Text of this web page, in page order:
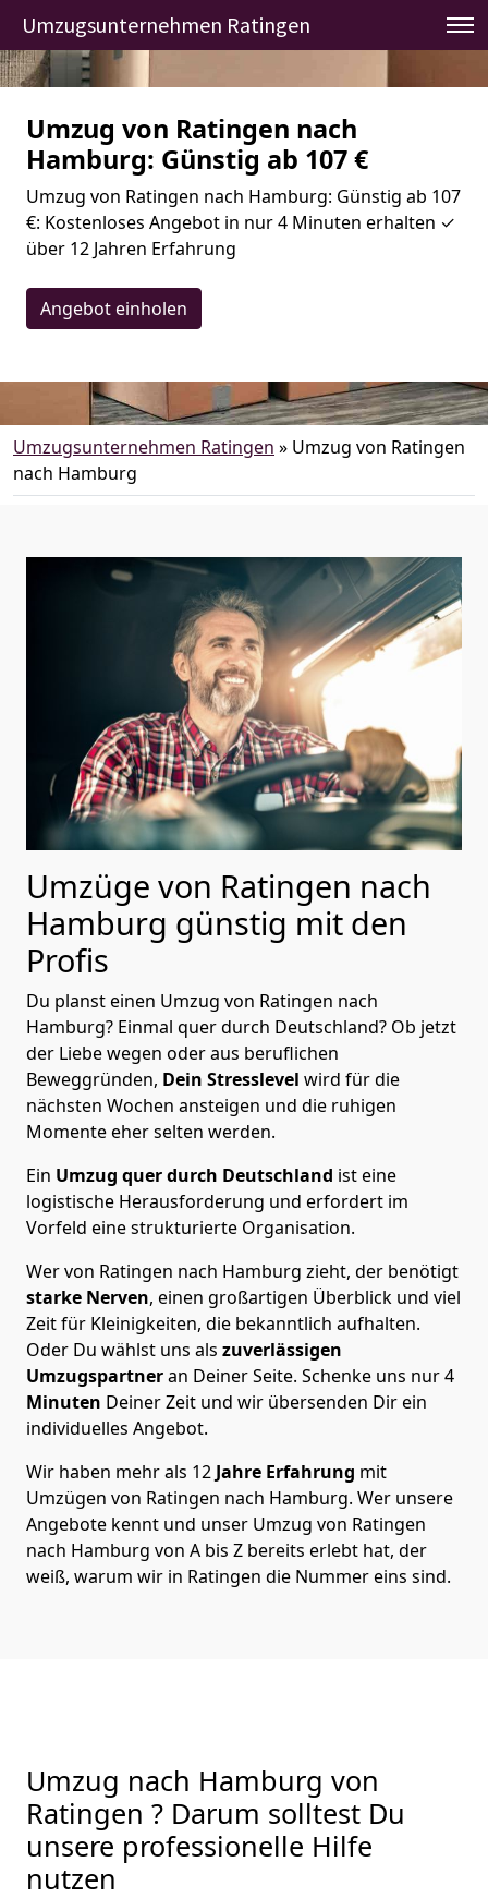
Umzugsunternehmen Ratingen
Umzug von Ratingen nach
Hamburg: Günstig ab 107 €
Umzug von Ratingen nach Hamburg: Günstig ab 107
€: Kostenloses Angebot in nur 4 Minuten erhalten ✓
über 12 Jahren Erfahrung
Angebot einholen
Umzugsunternehmen Ratingen » Umzug von Ratingen
nach Hamburg
Umzüge von Ratingen nach
Hamburg günstig mit den
Profis
Du planst einen Umzug von Ratingen nach
Hamburg? Einmal quer durch Deutschland? Ob jetzt
der Liebe wegen oder aus beruflichen
Beweggründen, Dein Stresslevel wird für die
nächsten Wochen ansteigen und die ruhigen
Momente eher selten werden.
Ein Umzug quer durch Deutschland ist eine
logistische Herausforderung und erfordert im
Vorfeld eine strukturierte Organisation.
Wer von Ratingen nach Hamburg zieht, der benötigt
starke Nerven, einen großartigen Überblick und viel
Zeit für Kleinigkeiten, die bekanntlich aufhalten.
Oder Du wählst uns als zuverlässigen
Umzugspartneran Deiner Seite. Schenke uns nur4
Minuten Deiner Zeit und wir übersenden Dir ein
individuelles Angebot.
Wir haben mehr als 12 Jahre Erfahrung mit
Umzügen von Ratingen nach Hamburg. Wer unsere
Angebote kennt und unser Umzug von Ratingen
nach Hamburg von A bis Z bereits erlebt hat, der
weiß, warum wir in Ratingen die Nummer eins sind.
Umzug nach Hamburg von
Ratingen ? Darum solltest Du
unsere professionelle Hilfe
nutzen